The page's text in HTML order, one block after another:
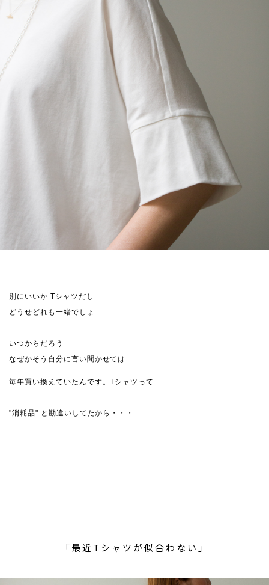
別にいいか Tシャツだし
どうせどれも一緒でしょ
いつからだろう
なぜかそう自分に言い聞かせては
毎年買い換えていたんです。Tシャツって
"消耗品" と勘違いしてたから・・・
「最近Tシャツが似合わない」